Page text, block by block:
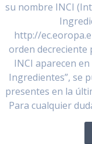
su nombre INCI
http://
orden decreciente
INCI aparecen
Ingredientes”, se
presentes en la
Para cualquier